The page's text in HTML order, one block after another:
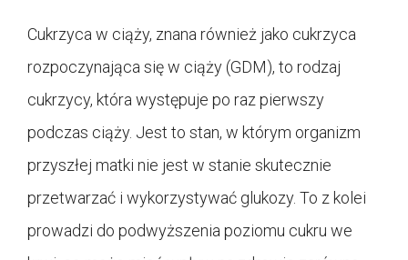
Cukrzyca w ciąży, znana również jako cukrzyca
rozpoczynająca się w ciąży (GDM), to rodzaj
cukrzycy, która występuje po raz pierwszy
podczas ciąży. Jest to stan, w którym organizm
przyszłej matki nie jest w stanie skutecznie
przetwarzać i wykorzystywać glukozy. To z kolei
prowadzi do podwyższenia poziomu cukru we